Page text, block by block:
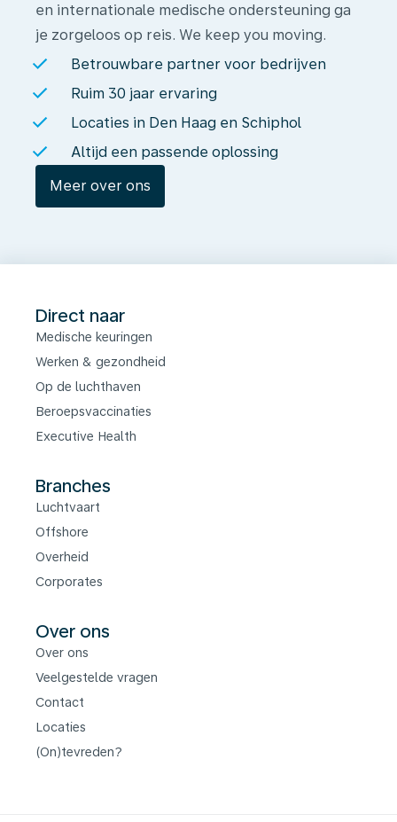
en internationale medische ondersteuning ga
je zorgeloos op reis. We keep you moving.
Betrouwbare partner voor bedrijven
Ruim 30 jaar ervaring
Locaties in Den Haag en Schiphol
Altijd een passende oplossing
Meer over ons
Direct naar
Medische keuringen
Werken & gezondheid
Op de luchthaven
Beroepsvaccinaties
Executive Health
Branches
Luchtvaart
Offshore
Overheid
Corporates
Over ons
Over ons
Veelgestelde vragen
Contact
Locaties
(On)tevreden?